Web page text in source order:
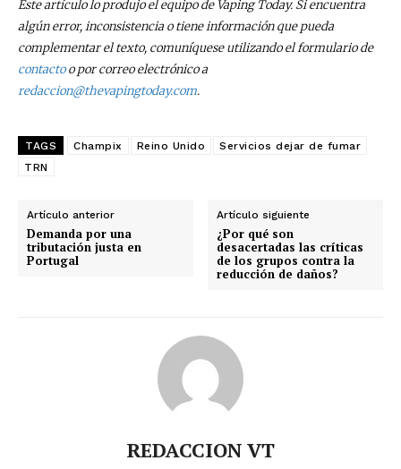
Este artículo lo produjo el equipo de Vaping Today. Si encuentra
algún error, inconsistencia o tiene información que pueda
complementar el texto, comuníquese utilizando el formulario de
contactoo por correo electrónico a
redaccion@thevapingtoday.com.
TAGS Champix Reino Unido
Servicios dejar de fumar
TRN
Artículo anterior
Demanda por una
tributación justa en
Portugal
Artículo siguiente
¿Por qué son
desacertadas las críticas
de los grupos contra la
reducción de daños?
REDACCION VT